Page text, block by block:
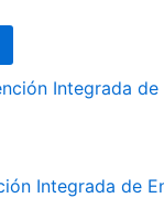
Integrada de